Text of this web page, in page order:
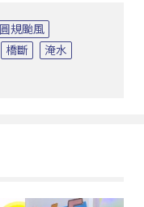
圓規颱風
橋斷
淹水